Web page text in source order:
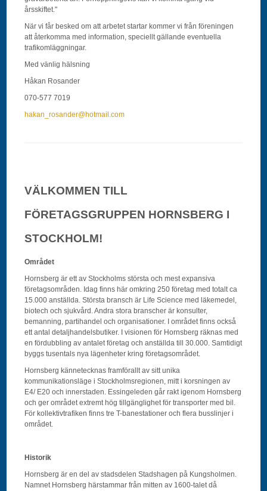
årsskiftet."
När vi får besked om att arbetet startar kommer vi från föreningen
att återkomma med information, speciellt gällande eventuella
trafikomläggningar.
Med vänlig hälsning
Håkan Rosander
070-577 7019
hakan_rosander@hotmail.com
VÄLKOMMEN TILL
FÖRETAGSGRUPPEN HORNSBERG I
STOCKHOLM!
Området
Hornsberg är ett av Stockholms största och mest expansiva
företagsområden. Idag finns här omkring 250 företag med totalt ca
15.000 anställda. Största bransch är Life Science med läkemedel,
biotech och sjukvård. Andra stora branscher är konsulter,
bemanning, partihandel och organisationer. I området finns också
ett antal detaljhandelsbutiker. I visionen för Hornsberg räknas med
en fördubbling av antalet företag och anställda till 30.000. Samtidigt
byggs tusentals nya lägenheter kring företagsområdet.
Hornsberg kännetecknas framförallt av sitt unika
kommunikationsläge i Stockholmsregionen, mitt i korsningen av
E4/ E20 och innerstaden. Essingeleden går rakt igenom Hornsberg
och ger området extremt hög tillgänglighet för transporter med bil.
För kollektivtrafiken finns tre T-banestationer och flera busslinjer i
området.
Historik
Hornsberg är en del av stadsdelen Stadshagen på Kungsholmen.
Namnet Hornsberg härstammar från mitten av 1600-talet då